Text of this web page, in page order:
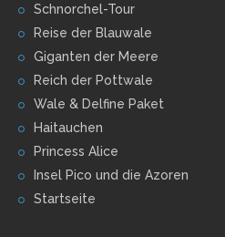
Schnorchel-Tour
Reise der Blauwale
Giganten der Meere
Reich der Pottwale
Wale & Delfine Paket
Haitauchen
Princess Alice
Insel Pico und die Azoren
Startseite